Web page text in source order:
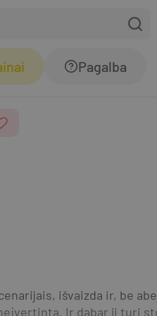
Pagalba
išvaizda ir, be
Ir dabar ji turi